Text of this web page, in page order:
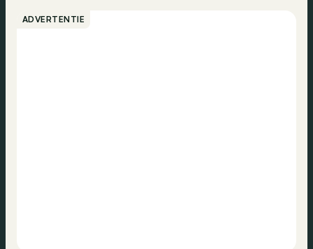
ADVERTENTIE